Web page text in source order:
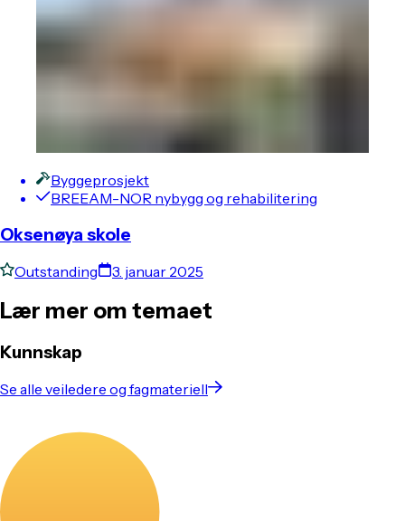
Byggeprosjekt
BREEAM-NOR nybygg og rehabilitering
Oksenøya skole
Outstanding 3. januar 2025
Lær mer om temaet
Kunnskap
Se alle veiledere og fagmateriell